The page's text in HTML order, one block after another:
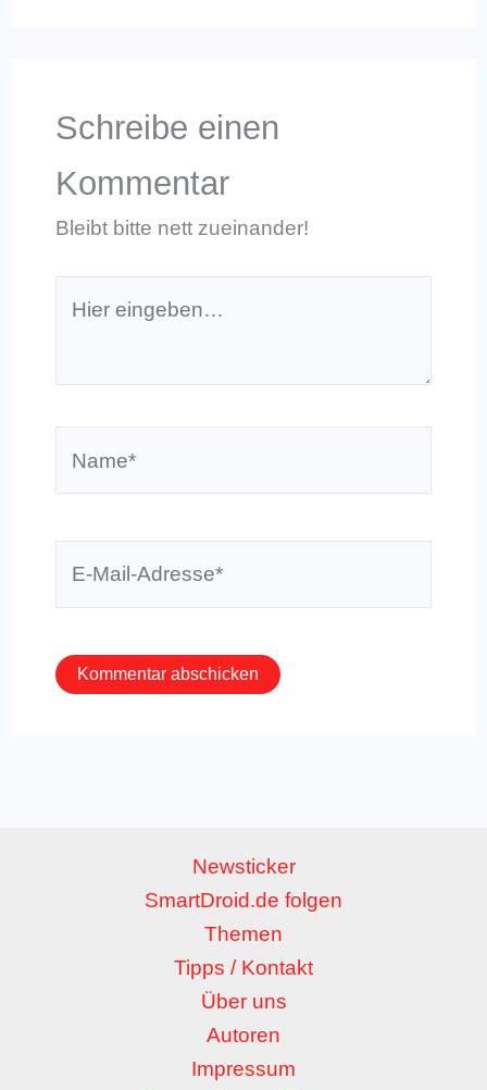
Schreibe einen
Kommentar
Bleibt bitte nett zueinander!
eingeben…
Newsticker
SmartDroid.de folgen
Themen
Tipps / Kontakt
Über uns
Autoren
Impressum